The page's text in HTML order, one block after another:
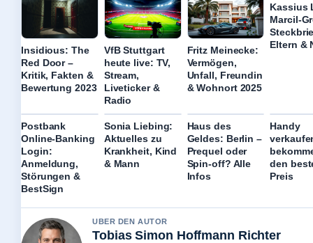
Insidious: The
Red Door –
Kritik, Fakten &
Bewertung 2023
VfB Stuttgart
heute live: TV,
Stream,
Liveticker &
Radio
Fritz Meinecke:
Vermögen,
Unfall, Freundin
& Wohnort 2025
Kassius
Marcil-
Eltern &
Postbank
Online-Banking
Login:
Anmeldung,
Störungen &
BestSign
Sonia Liebing:
Aktuelles zu
Krankheit, Kind
& Mann
Haus des
Geldes: Berlin –
Prequel oder
Spin-off? Alle
Infos
Handy
den
Preis
UBER DEN AUTOR
Tobias Simon Hoffmann Richter